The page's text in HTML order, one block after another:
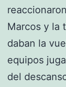
Marcos y la
daban la
equipos
del